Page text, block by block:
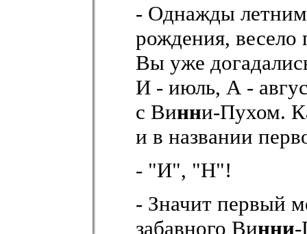
- Однажды
рождения,
Вы уже
И - июль, А -
с Винни-Пухом.
и в названии
- "И", "Н"!
- Значит первый
забавного Винни-